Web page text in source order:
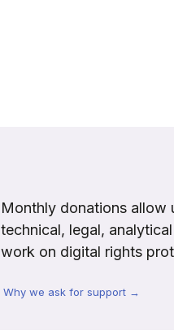
Monthly donations allow
technical, legal,
work on digital rights
Why we ask for support →